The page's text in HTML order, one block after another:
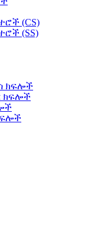
(CS)
(SS)
ክፍሎች
ክፍሎች